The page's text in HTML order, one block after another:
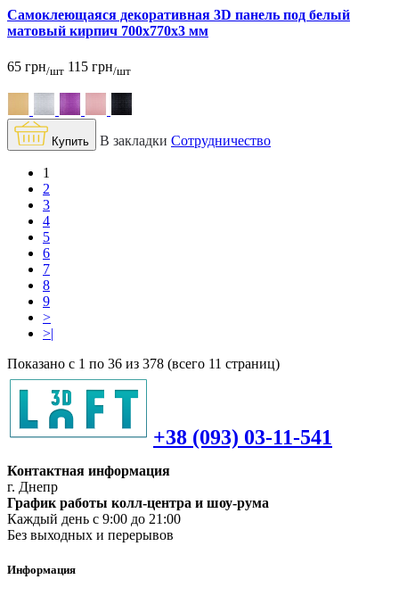
Самоклеющаяся декоративная 3D панель под белый
матовый кирпич 700x770x3 мм
65 грн/шт 115 грн/шт
Купить В закладки Сотрудничество
1
2
3
4
5
6
7
8
9
>
>|
Показано с 1 по 36 из 378 (всего 11 страниц)
+38 (093) 03-11-541
Контактная информация
г. Днепр
График работы колл-центра и шоу-рума
Каждый день с 9:00 до 21:00
Без выходных и перерывов
Информация